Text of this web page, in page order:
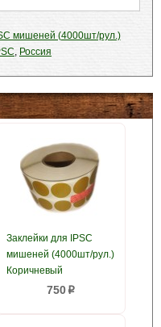
мишеней (4000шт/рул.)
, Россия
Заклейки для IPSC
мишеней (4000шт/рул.)
Коричневый
750p